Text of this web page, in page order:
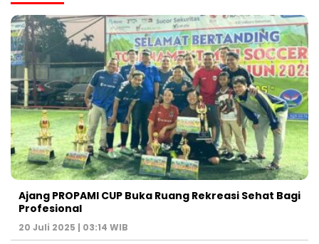
Ajang PROPAMI CUP Buka Ruang Rekreasi Sehat Bagi
Profesional
20 Juli 2025 | 03:14 WIB